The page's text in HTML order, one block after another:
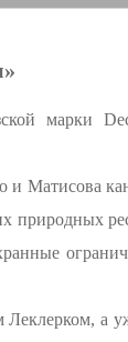
марки
и Матисова
природных
Леклерком, а